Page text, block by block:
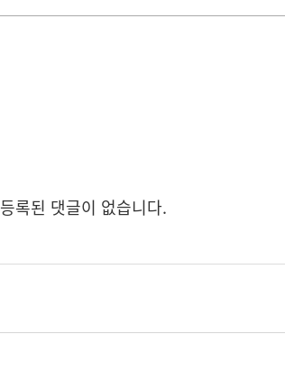
등록된 댓글이 없습니다.